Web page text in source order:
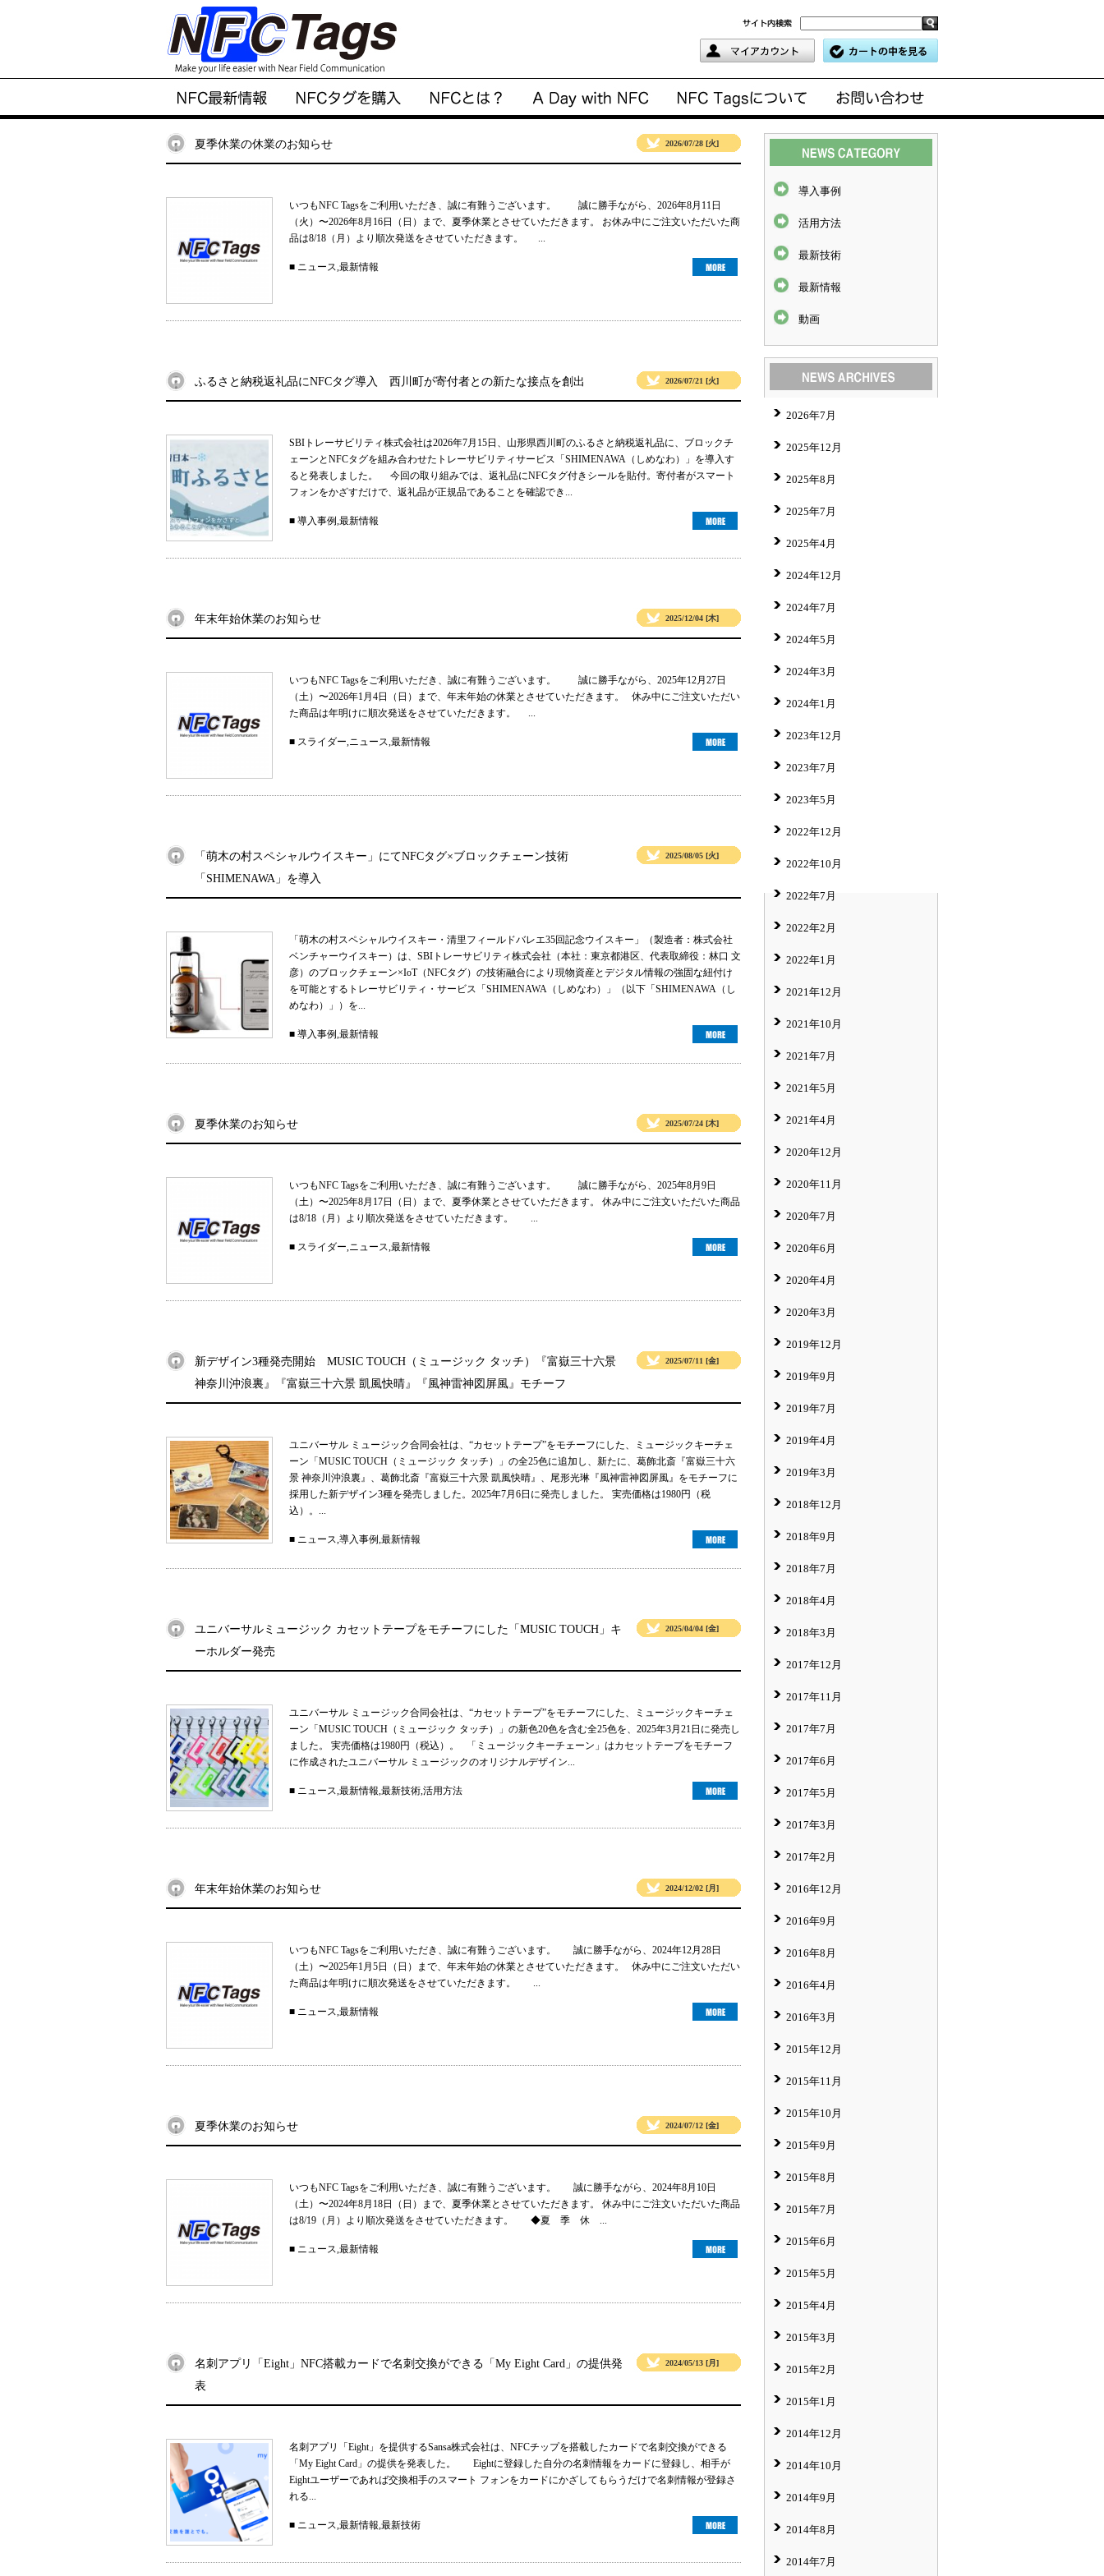
夏季休業の休業のお知らせ 2026/07/28 [火]
いつもNFC Tagsをご利用いただき、誠に有難うございます。 誠に勝手ながら、2026年8月11日
（火）〜2026年8月16日（日）まで、夏季休業とさせていただきます。 お休み中にご注文いただいた商
品は8/18（月）より順次発送をさせていただきます。 ...
■ ニュース,最新情報
ふるさと納税返礼品にNFCタグ導入 西川町が寄付者との新たな接点を創出 2026/07/21 [火]
SBIトレーサビリティ株式会社は2026年7月15日、山形県西川町のふるさと納税返礼品に、ブロックチ
ェーンとNFCタグを組み合わせたトレーサビリティサービス「SHIMENAWA（しめなわ）」を導入す
ると発表しました。 今回の取り組みでは、返礼品にNFCタグ付きシールを貼付。寄付者がスマート
フォンをかざすだけで、返礼品が正規品であることを確認でき...
■ 導入事例,最新情報
年末年始休業のお知らせ 2025/12/04 [木]
いつもNFC Tagsをご利用いただき、誠に有難うございます。 誠に勝手ながら、2025年12月27日
（土）〜2026年1月4日（日）まで、年末年始の休業とさせていただきます。 休み中にご注文いただい
た商品は年明けに順次発送をさせていただきます。 ...
■ スライダー,ニュース,最新情報
「萌木の村スペシャルウイスキー」にてNFCタグ×ブロックチェーン技術
「SHIMENAWA」を導入
2025/08/05 [火]
「萌木の村スペシャルウイスキー・清里フィールドバレエ35回記念ウイスキー」（製造者：株式会社
ベンチャーウイスキー）は、SBIトレーサビリティ株式会社（本社：東京都港区、代表取締役：林口 文
彦）のブロックチェーン×IoT（NFCタグ）の技術融合により現物資産とデジタル情報の強固な紐付け
を可能とするトレーサビリティ・サービス「SHIMENAWA（しめなわ）」（以下「SHIMENAWA（し
めなわ）」）を...
■ 導入事例,最新情報
夏季休業のお知らせ 2025/07/24 [木]
いつもNFC Tagsをご利用いただき、誠に有難うございます。 誠に勝手ながら、2025年8月9日
（土）〜2025年8月17日（日）まで、夏季休業とさせていただきます。 休み中にご注文いただいた商品
は8/18（月）より順次発送をさせていただきます。 ...
■ スライダー,ニュース,最新情報
新デザイン3種発売開始 MUSIC TOUCH（ミュージック タッチ）『富嶽三十六景
神奈川沖浪裏』『富嶽三十六景 凱風快晴』『風神雷神図屏風』モチーフ
2025/07/11 [金]
ユニバーサル ミュージック合同会社は、“カセットテープ”をモチーフにした、ミュージックキーチェ
ーン「MUSIC TOUCH（ミュージック タッチ）」の全25色に追加し、新たに、葛飾北斎『富嶽三十六
景 神奈川沖浪裏』、葛飾北斎『富嶽三十六景 凱風快晴』、尾形光琳『風神雷神図屏風』をモチーフに
採用した新デザイン3種を発売しました。2025年7月6日に発売しました。 実売価格は1980円（税
込）。...
■ ニュース,導入事例,最新情報
ユニバーサルミュージック カセットテープをモチーフにした「MUSIC TOUCH」キ
ーホルダー発売
2025/04/04 [金]
ユニバーサル ミュージック合同会社は、“カセットテープ”をモチーフにした、ミュージックキーチェ
ーン「MUSIC TOUCH（ミュージック タッチ）」の新色20色を含む全25色を、2025年3月21日に発売し
ました。 実売価格は1980円（税込）。 「ミュージックキーチェーン」はカセットテープをモチーフ
に作成されたユニバーサル ミュージックのオリジナルデザイン...
■ ニュース,最新情報,最新技術,活用方法
年末年始休業のお知らせ 2024/12/02 [月]
いつもNFC Tagsをご利用いただき、誠に有難うございます。 誠に勝手ながら、2024年12月28日
（土）〜2025年1月5日（日）まで、年末年始の休業とさせていただきます。 休み中にご注文いただい
た商品は年明けに順次発送をさせていただきます。 ...
■ ニュース,最新情報
夏季休業のお知らせ 2024/07/12 [金]
いつもNFC Tagsをご利用いただき、誠に有難うございます。 誠に勝手ながら、2024年8月10日
（土）〜2024年8月18日（日）まで、夏季休業とさせていただきます。 休み中にご注文いただいた商品
は8/19（月）より順次発送をさせていただきます。 ◆夏 季 休 ...
■ ニュース,最新情報
名刺アプリ「Eight」NFC搭載カードで名刺交換ができる「My Eight Card」の提供発
表
2024/05/13 [月]
名刺アプリ「Eight」を提供するSansa株式会社は、NFCチップを搭載したカードで名刺交換ができる
「My Eight Card」の提供を発表した。 Eightに登録した自分の名刺情報をカードに登録し、相手が
Eightユーザーであれば交換相手のスマート フォンをカードにかざしてもらうだけで名刺情報が登録さ
れる...
■ ニュース,最新情報,最新技術
導入事例
活用方法
最新技術
最新情報
動画
2026年7月
2025年12月
2025年8月
2025年7月
2025年4月
2024年12月
2024年7月
2024年5月
2024年3月
2024年1月
2023年12月
2023年7月
2023年5月
2022年12月
2022年10月
2022年7月
2022年2月
2022年1月
2021年12月
2021年10月
2021年7月
2021年5月
2021年4月
2020年12月
2020年11月
2020年7月
2020年6月
2020年4月
2020年3月
2019年12月
2019年9月
2019年7月
2019年4月
2019年3月
2018年12月
2018年9月
2018年7月
2018年4月
2018年3月
2017年12月
2017年11月
2017年7月
2017年6月
2017年5月
2017年3月
2017年2月
2016年12月
2016年9月
2016年8月
2016年4月
2016年3月
2015年12月
2015年11月
2015年10月
2015年9月
2015年8月
2015年7月
2015年6月
2015年5月
2015年4月
2015年3月
2015年2月
2015年1月
2014年12月
2014年10月
2014年9月
2014年8月
2014年7月